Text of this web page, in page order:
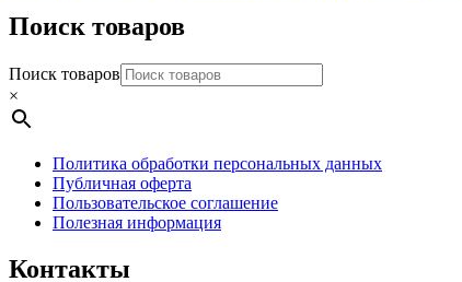
Поиск товаров
Поиск товаров
×
Политика обработки персональных данных
Публичная оферта
Пользовательское соглашение
Полезная информация
Контакты